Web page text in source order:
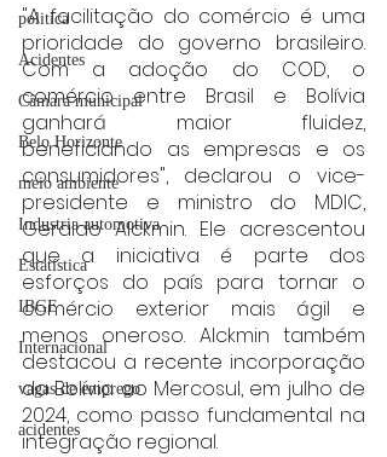
politica
Acidentes
Câmara municipal
Belo Horizonte
meio ambiente
Industria automotiva
Estatística
IBGE
Internacional
vagas de emprego
acidentes
"A facilitação do comércio é uma
prioridade do governo brasileiro.
Com a adoção do COD, o
comércio entre Brasil e Bolívia
ganhará maior fluidez,
beneficiando as empresas e os
consumidores", declarou o vice-
presidente e ministro do MDIC,
Geraldo Alckmin. Ele acrescentou
que a iniciativa é parte dos
esforços do país para tornar o
comércio exterior mais ágil e
menos oneroso. Alckmin também
destacou a recente incorporação
da Bolívia ao Mercosul, em julho de
2024, como passo fundamental na
integração regional.